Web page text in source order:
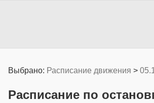
Выбрано: Расписание движения >
Расписание по